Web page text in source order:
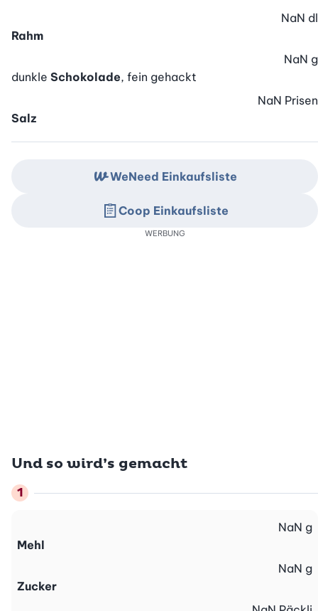
Rahm
NaN dl
dunkle Schokolade, fein gehackt
NaN g
Salz
NaN Prisen
Und so wird’s gemacht
Mehl
NaN g
Zucker
NaN g
WeNeed Einkaufsliste
Coop Einkaufsliste
WERBUNG